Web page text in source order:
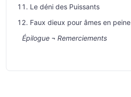
Le déni des Puissants
Faux dieux pour âmes en peine
Épilogue ¬ Remerciements